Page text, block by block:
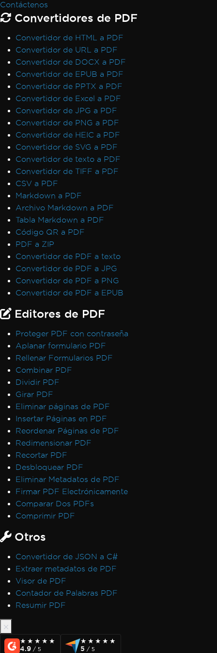
licencias
IronPDF LinxARM no puede asignar
memoria
Excepciones de servicio de Windows .NET
Framework
Código gestionado después de destruir el
estado del hilo
Error de licencia de Linux/WSL
Win32Exception
Caracteres no ASCII en la ruta del archivo
Inicialización de Vulkan/ANGLE en Docker
AccessViolationException después de
InsertPdf con encabezados/pies de página
HTML
Fallo de ReadyToRun FailFast
Rendering & Layout
Bootstrap / Flex / CSS
Pixel Perfect HTML Formatting
CSS Page Breaks
CSS @page Rules vs RenderingOptions
Initializing RenderingOptions Correctly
Headers/Footers and Page Breaks
MaxHeight in Headers and Footers
Chunked Headers and Footers
Default Placeholders
Rectangle Positioning
Resize, Extend, Transform
PDF Differs from Chrome Print Preview
IronPdf.UpdatedChrome Rendering
PDF/UA Renders Gray Background
IronPDF - _blank hyperlinks in a PDF open
in same browser tab
Print From Network Printer
Unhandled case for AdaptiveRenderEngine
AccessViolationException After InsertPdf
with HTML Headers/Footers
Fonts & Text
Fonts
Font Kerning
Add Fonts Using CSS
Custom Font Embedding on Linux
Adobe Fonts as Type 3
Emojis Not Rendering
International Languages and CMJK
Out-of-Order Text Extraction
Export, Images & Streams
Transparency and Color in PDF-to-Image
Contáctenos
Convertidores de PDF
Convertidor de HTML a PDF
Convertidor de URL a PDF
Convertidor de DOCX a PDF
Convertidor de EPUB a PDF
Convertidor de PPTX a PDF
Convertidor de Excel a PDF
Convertidor de JPG a PDF
Convertidor de PNG a PDF
Convertidor de HEIC a PDF
Convertidor de SVG a PDF
Convertidor de texto a PDF
Convertidor de TIFF a PDF
CSV a PDF
Markdown a PDF
Archivo Markdown a PDF
Tabla Markdown a PDF
Código QR a PDF
PDF a ZIP
Convertidor de PDF a texto
Convertidor de PDF a JPG
Convertidor de PDF a PNG
Convertidor de PDF a EPUB
Editores de PDF
Proteger PDF con contraseña
Aplanar formulario PDF
Rellenar Formularios PDF
Combinar PDF
Dividir PDF
Girar PDF
Eliminar páginas de PDF
Insertar Páginas en PDF
Reordenar Páginas de PDF
Redimensionar PDF
Recortar PDF
Desbloquear PDF
Eliminar Metadatos de PDF
Firmar PDF Electrónicamente
Comparar Dos PDFs
Comprimir PDF
Otros
Convertidor de JSON a C#
Extraer metadatos de PDF
Visor de PDF
Contador de Palabras PDF
Resumir PDF
★★★★★
★★★★★
4.9 / 5
★★★★★
★★★★★
5 / 5